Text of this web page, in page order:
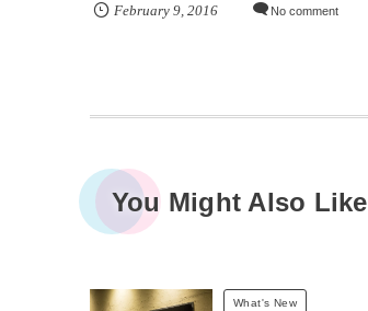
February 9, 2016 No comment
You Might Also Like
What's New